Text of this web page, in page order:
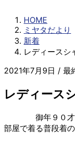
HOME
ミヤタだより
新着
レディースシ
2021年7月9日 / 最
レディース
御年９０
部屋で着る普段着